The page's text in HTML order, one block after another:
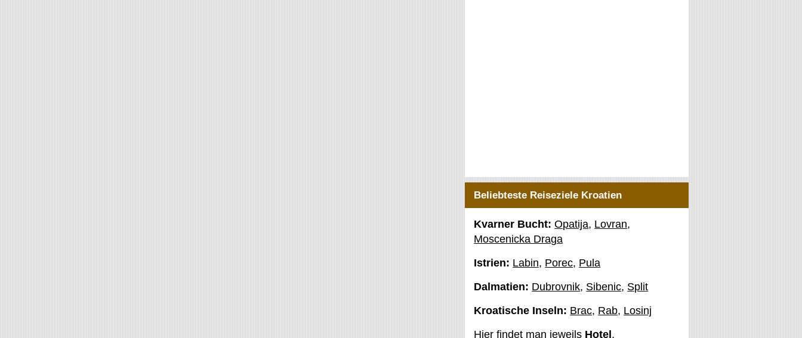
Beliebteste Reiseziele Kroatien
Kvarner Bucht: Opatija, Lovran,
Moscenicka Draga
Istrien: Labin, Porec, Pula
Dalmatien: Dubrovnik, Sibenic, Split
Kroatische Inseln: Brac, Rab, Losinj
Hier findet man jeweils Hotel ,